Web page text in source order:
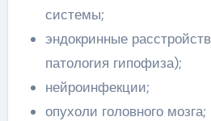
системы;
эндокринные
патология гипофиза);
нейроинфекции;
опухоли головного мозга;